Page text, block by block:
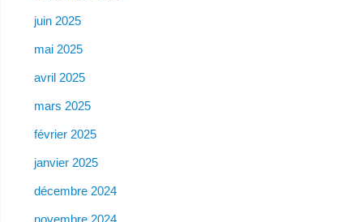
juin 2025
mai 2025
avril 2025
mars 2025
février 2025
janvier 2025
décembre 2024
novembre 2024